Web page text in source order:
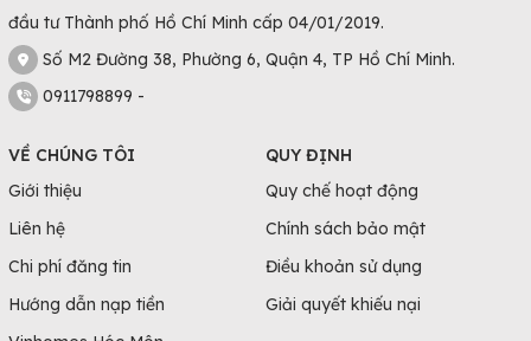
đầu tư Thành phố Hồ Chí Minh cấp 04/01/2019.
Số M2 Đường 38, Phường 6, Quận 4, TP Hồ Chí Minh.
0911798899 -
VỀ CHÚNG TÔI
Giới thiệu
Liên hệ
Chi phí đăng tin
Hướng dẫn nạp tiền
QUY ĐỊNH
Quy chế hoạt động
Chính sách bảo mật
Điều khoản sử dụng
Giải quyết khiếu nại